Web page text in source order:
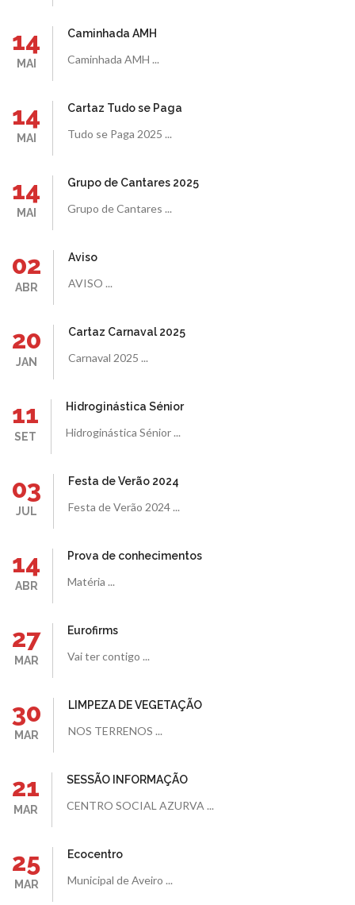
14
MAI
Caminhada AMH
Caminhada AMH ...
14
MAI
Cartaz Tudo se Paga
Tudo se Paga 2025 ...
14
MAI
Grupo de Cantares 2025
Grupo de Cantares ...
02
ABR
Aviso
AVISO ...
20
JAN
Cartaz Carnaval 2025
Carnaval 2025 ...
11
SET
Hidroginástica Sénior
Hidroginástica Sénior ...
03
JUL
Festa de Verão 2024
Festa de Verão 2024 ...
14
ABR
Prova de conhecimentos
Matéria ...
27
MAR
Eurofirms
Vai ter contigo ...
30
MAR
LIMPEZA DE VEGETAÇÃO
NOS TERRENOS ...
21
MAR
SESSÃO INFORMAÇÃO
CENTRO SOCIAL AZURVA ...
25
MAR
Ecocentro
Municipal de Aveiro ...